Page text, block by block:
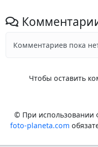
Комментариев пока
Чтобы оставить
© При использовании
foto-planeta.com